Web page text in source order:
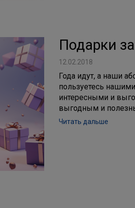
Подарки
12.02.2018
Года идут, а наши
пользуетесь
интересными и
выгодным и
Читать дальше